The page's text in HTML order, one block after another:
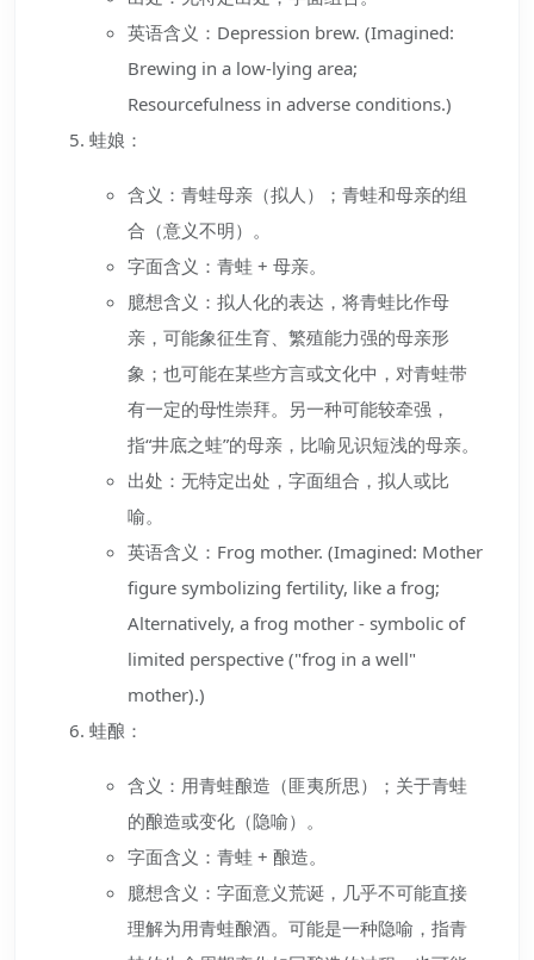
英语含义：Depression brew. (Imagined:
Brewing in a low-lying area;
Resourcefulness in adverse conditions.)
蛙娘：
含义：青蛙母亲（拟人）；青蛙和母亲的组
合（意义不明）。
字面含义：青蛙 + 母亲。
臆想含义：拟人化的表达，将青蛙比作母
亲，可能象征生育、繁殖能力强的母亲形
象；也可能在某些方言或文化中，对青蛙带
有一定的母性崇拜。另一种可能较牵强，
指“井底之蛙”的母亲，比喻见识短浅的母亲。
出处：无特定出处，字面组合，拟人或比
喻。
英语含义：Frog mother. (Imagined: Mother
figure symbolizing fertility, like a frog;
Alternatively, a frog mother - symbolic of
limited perspective ("frog in a well"
mother).)
蛙酿：
含义：用青蛙酿造（匪夷所思）；关于青蛙
的酿造或变化（隐喻）。
字面含义：青蛙 + 酿造。
臆想含义：字面意义荒诞，几乎不可能直接
理解为用青蛙酿酒。可能是一种隐喻，指青